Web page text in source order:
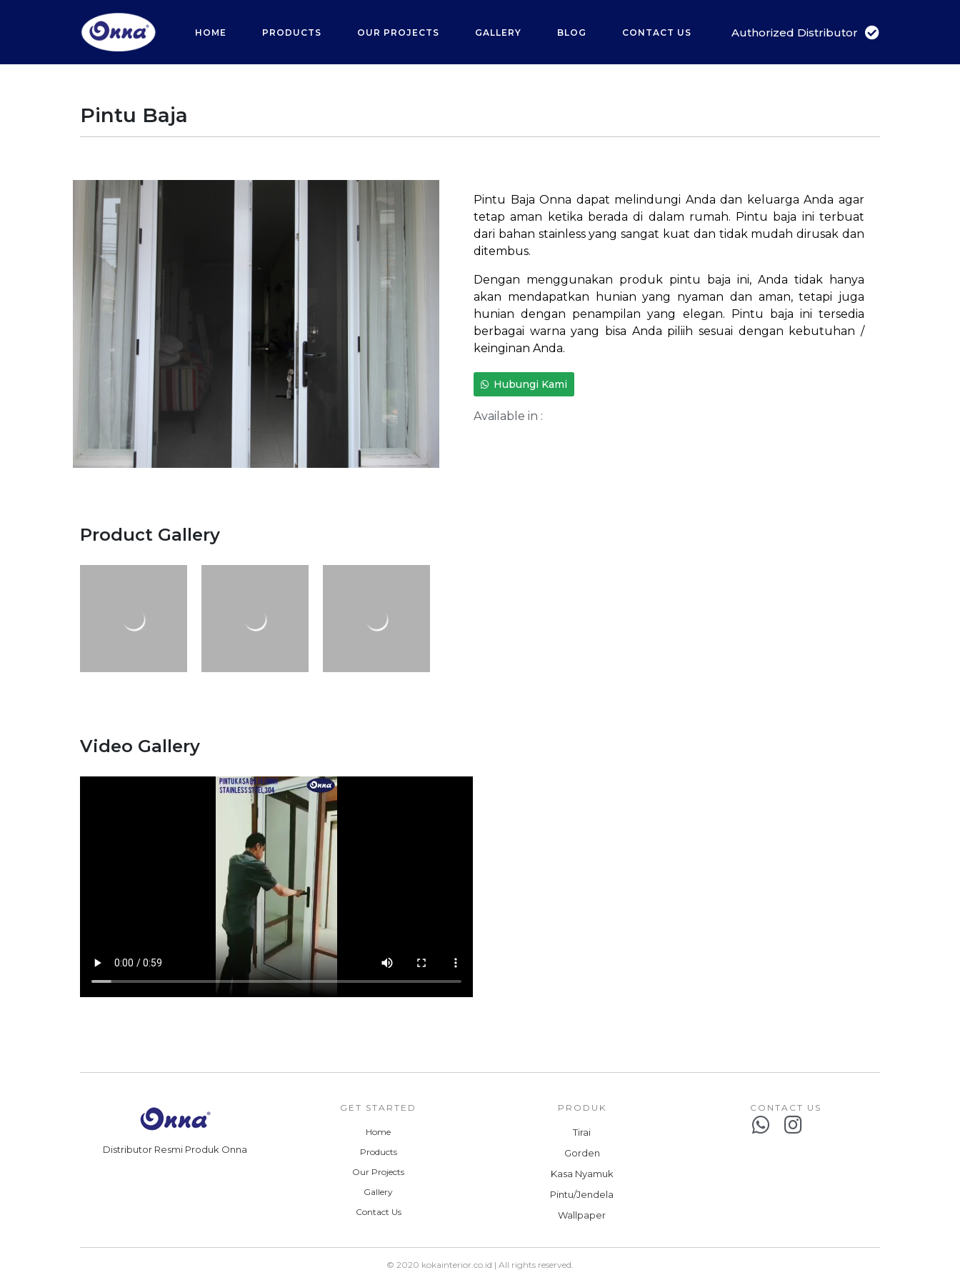
HOME PRODUCTS OUR PROJECTS GALLERY BLOG CONTACT US Authorized Distributor
Pintu Baja
Pintu Baja Onna dapat melindungi Anda dan keluarga Anda agar
tetap aman ketika berada di dalam rumah. Pintu baja ini terbuat
dari bahan stainless yang sangat kuat dan tidak mudah dirusak dan
ditembus.
Dengan menggunakan produk pintu baja ini, Anda tidak hanya
akan mendapatkan hunian yang nyaman dan aman, tetapi juga
hunian dengan penampilan yang elegan. Pintu baja ini tersedia
berbagai warna yang bisa Anda piliih sesuai dengan kebutuhan /
keinginan Anda.
Hubungi Kami
Available in :
Product Gallery
Video Gallery
Distributor Resmi Produk Onna
GET STARTED
Home
Products
Our Projects
Gallery
Contact Us
PRODUK
Tirai
Gorden
Kasa Nyamuk
Pintu/Jendela
Wallpaper
CONTACT US
© 2020 kokainterior.co.id | All rights reserved.